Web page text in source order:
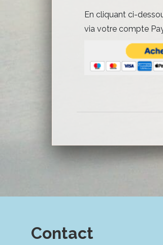
En cliquant ci-
via votre compte
Contact